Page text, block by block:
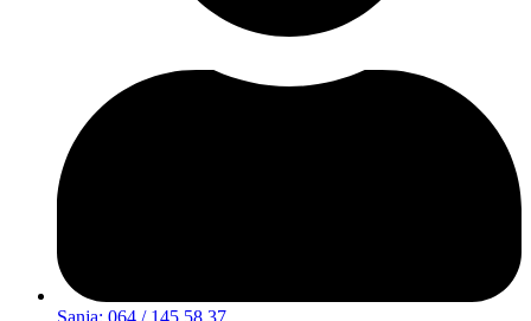
Sanja: 064 / 145 58 37